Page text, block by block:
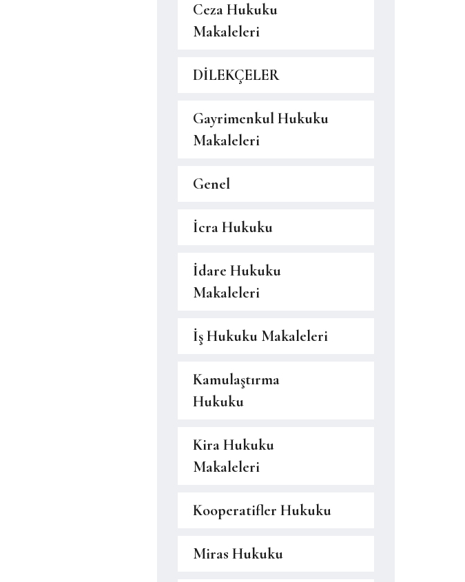
Ceza Hukuku
Makaleleri
DİLEKÇELER
Gayrimenkul Hukuku
Makaleleri
Genel
İcra Hukuku
İdare Hukuku
Makaleleri
İş Hukuku Makaleleri
Kamulaştırma
Hukuku
Kira Hukuku
Makaleleri
Kooperatifler Hukuku
Miras Hukuku